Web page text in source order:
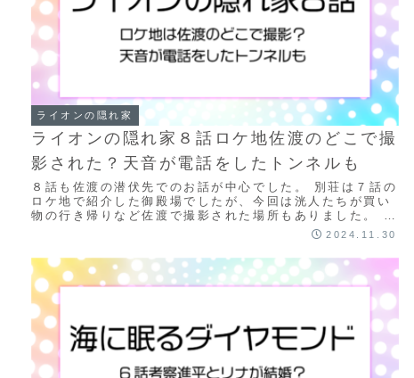
ライオンの隠れ家
ライオンの隠れ家８話ロケ地佐渡のどこで撮
影された？天音が電話をしたトンネルも
８話も佐渡の潜伏先でのお話が中心でした。 別荘は７話の
ロケ地で紹介した御殿場でしたが、今回は洸人たちが買い
物の行き帰りなど佐渡で撮影された場所もありました。 あ
と天音が工藤に電話したトンネル？も印象的... 2024.11.30